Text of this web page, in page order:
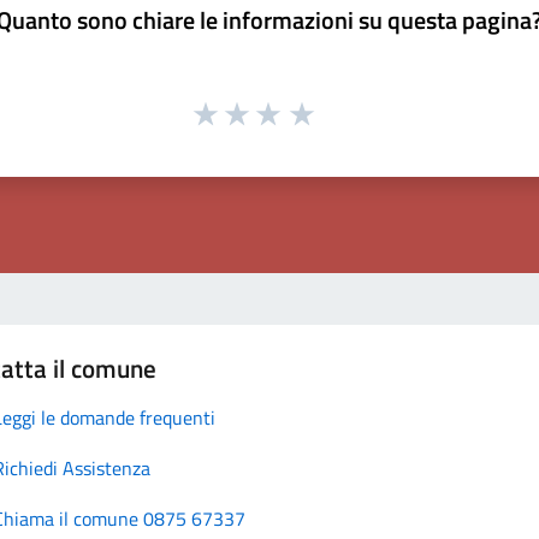
sono chiare le informazioni su questa
il comune
le domande frequenti
Assistenza
il comune 0875 67337